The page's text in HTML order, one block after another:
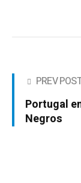
PREV
Portugal
Negros